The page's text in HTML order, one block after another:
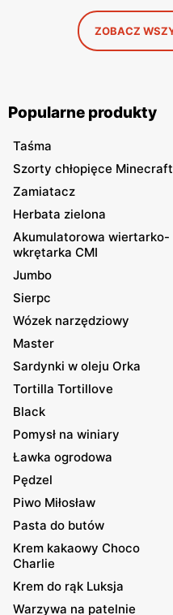
ZOBACZ
Popularne produkty
Taśma
Szorty chłopięce Minecraft
Zamiatacz
Herbata zielona
Akumulatorowa wiertarko-
wkrętarka CMI
Jumbo
Sierpc
Wózek narzędziowy
Master
Sardynki w oleju Orka
Tortilla Tortillove
Black
Pomysł na winiary
Ławka ogrodowa
Pędzel
Piwo Miłosław
Pasta do butów
Krem kakaowy Choco
Charlie
Krem do rąk Luksja
Warzywa na patelnie